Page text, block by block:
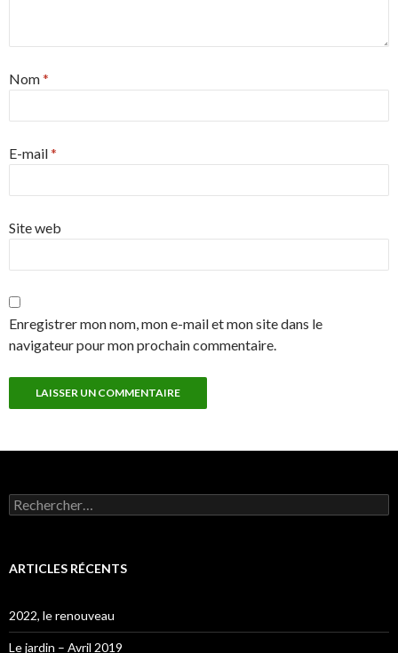
Nom*
E-mail*
Site web
Enregistrer mon nom, mon e-mail et mon site dans le
navigateur pour mon prochain commentaire.
Rechercher :
ARTICLES RÉCENTS
2022, le renouveau
Le jardin – Avril 2019